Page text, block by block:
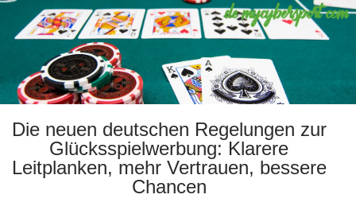
Die neuen deutschen Regelungen zur
Glücksspielwerbung: Klarere
Leitplanken, mehr Vertrauen, bessere
Chancen